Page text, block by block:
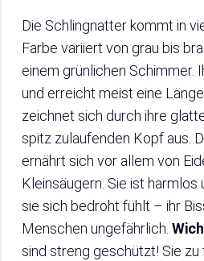
Die Schlingnatter kommt in
Farbe variiert von grau bis
einem grünlichen Schimmer.
und erreicht meist eine
zeichnet sich durch ihre
spitz zulaufenden Kopf aus.
ernährt sich vor allem von
Kleinsäugern. Sie ist harmlos
sie sich bedroht fühlt – ihr
Menschen ungefährlich.
sind streng geschützt! Sie